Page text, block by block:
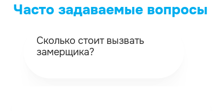
Часто задаваемые вопросы
Сколько стоит вызвать
замерщика?